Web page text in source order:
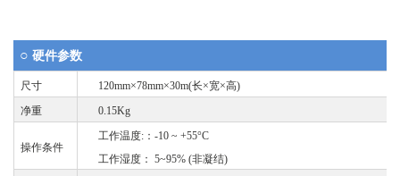
○ 硬件参数
尺寸 120mm×78mm×30m(长×宽×高)
净重
0.15Kg
操作条件
工作温度:：-10 ~ +55°C
工作湿度： 5~95% (非凝结)